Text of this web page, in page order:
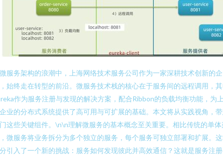
服务架构的浪潮中，上海网络技术服务公司作为一家深耕技术创新的企
始终走在转型的前沿。微服务技术栈的核心在于服务间的远程调用，
作为服务注册与发现的解决方案，配合Ribbon的负载均衡功能，为
业的分布式系统提供了高可用与可扩展的基础。本文将从实践视角，
这些关键组件。\n\n理解微服务的基本概念至关重要。相比传统的单体
微服务将业务拆分为多个独立的服务，每个服务可独立部署和扩展。
引入了一个新的挑战：服务如何发现彼此并高效通信？这就是服务注